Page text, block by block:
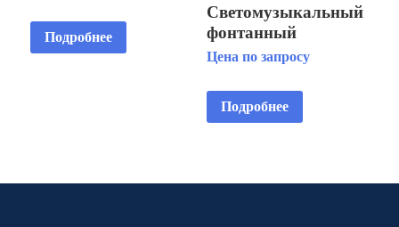
Подробнее
Светомузыкальный
фонтанный
комплекс «Сириус»
Цена по запросу
Подробнее